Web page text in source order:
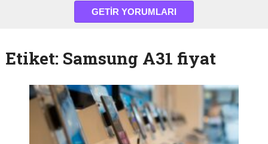
GETIR YORUMLARI
Etiket: Samsung A31 fiyat